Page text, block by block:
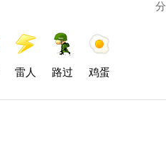
雷人 路过 鸡蛋